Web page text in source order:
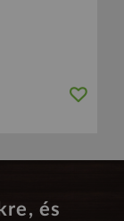
és